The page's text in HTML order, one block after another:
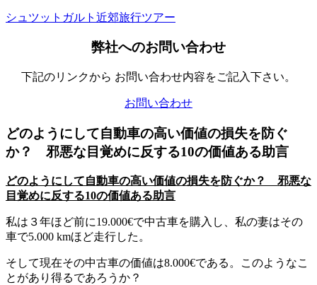
シュツットガルト近郊旅行ツアー
弊社へのお問い合わせ
下記のリンクから お問い合わせ内容をご記入下さい。
お問い合わせ
どのようにして自動車の高い価値の損失を防ぐ
か？ 邪悪な目覚めに反する10の価値ある助言
どのようにして自動車の高い価値の損失を防ぐか？ 邪悪な
目覚めに反する10の価値ある助言
私は３年ほど前に19.000€で中古車を購入し、私の妻はその
車で5.000 kmほど走行した。
そして現在その中古車の価値は8.000€である。このようなこ
とがあり得るであろうか？